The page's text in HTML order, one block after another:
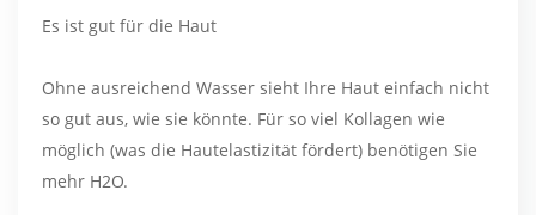
Es ist gut für die Haut
Ohne ausreichend Wasser sieht Ihre Haut einfach nicht
so gut aus, wie sie könnte. Für so viel Kollagen wie
möglich (was die Hautelastizität fördert) benötigen Sie
mehr H2O.